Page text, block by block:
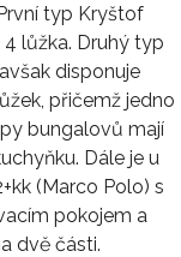
typ Kryštof
lůžka. Druhý typ
disponuje
přičemž jedno
bungalovů mají
Dále je u
(Marco Polo) s
pokojem a
dvě části.